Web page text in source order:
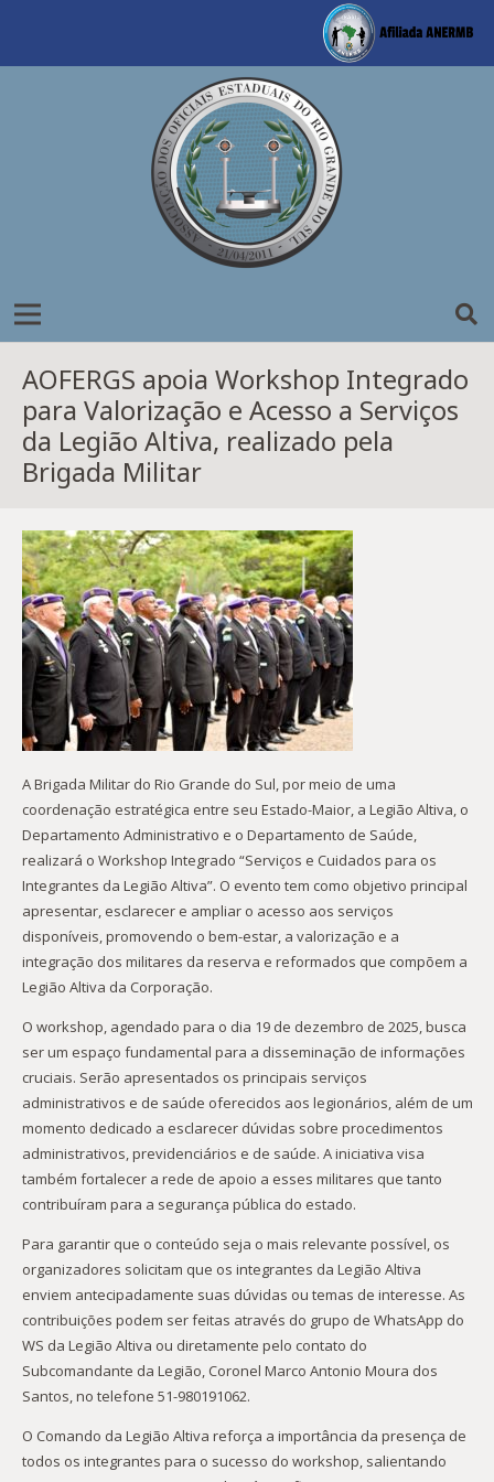
AOFERGS apoia Workshop Integrado
para Valorização e Acesso a Serviços
da Legião Altiva, realizado pela
Brigada Militar
A Brigada Militar do Rio Grande do Sul, por meio de uma
coordenação estratégica entre seu Estado-Maior, a Legião Altiva, o
Departamento Administrativo e o Departamento de Saúde,
realizará o Workshop Integrado “Serviços e Cuidados para os
Integrantes da Legião Altiva”. O evento tem como objetivo principal
apresentar, esclarecer e ampliar o acesso aos serviços
disponíveis, promovendo o bem-estar, a valorização e a
integração dos militares da reserva e reformados que compõem a
Legião Altiva da Corporação.
O workshop, agendado para o dia 19 de dezembro de 2025, busca
ser um espaço fundamental para a disseminação de informações
cruciais. Serão apresentados os principais serviços
administrativos e de saúde oferecidos aos legionários, além de um
momento dedicado a esclarecer dúvidas sobre procedimentos
administrativos, previdenciários e de saúde. A iniciativa visa
também fortalecer a rede de apoio a esses militares que tanto
contribuíram para a segurança pública do estado.
Para garantir que o conteúdo seja o mais relevante possível, os
organizadores solicitam que os integrantes da Legião Altiva
enviem antecipadamente suas dúvidas ou temas de interesse. As
contribuições podem ser feitas através do grupo de WhatsApp do
WS da Legião Altiva ou diretamente pelo contato do
Subcomandante da Legião, Coronel Marco Antonio Moura dos
Santos, no telefone 51-980191062.
O Comando da Legião Altiva reforça a importância da presença de
todos os integrantes para o sucesso do workshop, salientando